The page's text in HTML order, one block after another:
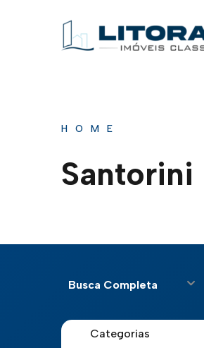
HOME
Santorini
Busca Completa
Categorias